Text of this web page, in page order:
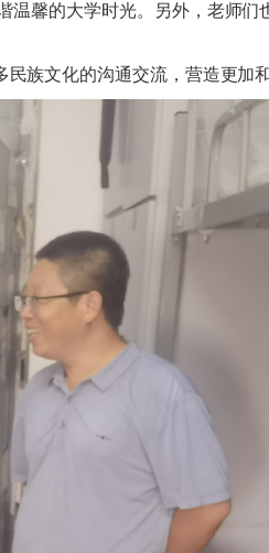
馨的大学时光。另外，老师
族文化的沟通交流，营造更加